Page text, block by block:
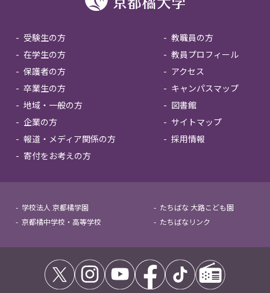
受験生の方
在学生の方
保護者の方
卒業生の方
地域・一般の方
企業の方
報道・メディア関係の方
寄付をお考えの方
教職員の方
教員プロフィール
アクセス
キャンパスマップ
図書館
サイトマップ
採用情報
学校法人 京都橘学園
京都橘中学校・高等学校
たちばな 大路こども園
たちばなリンク